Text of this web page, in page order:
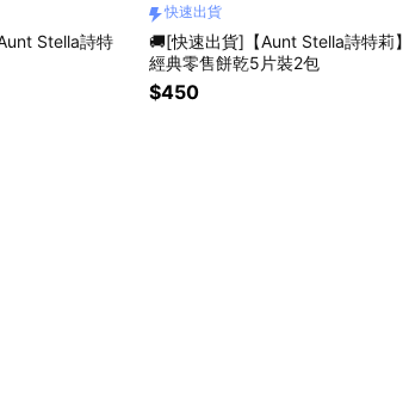
Stella詩特
快速出貨
🚚[快速出貨]【Aunt Stella詩特莉
經典零售餅乾5片裝2包
$450